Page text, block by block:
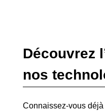
Découvrez
nos
Connaissez-vous déjà